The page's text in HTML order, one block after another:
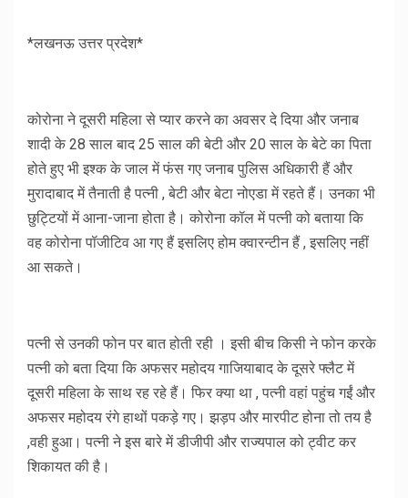
*लखनऊ उत्तर प्रदेश*
कोरोना ने दूसरी महिला से प्यार करने का अवसर दे दिया और जनाब
शादी के 28 साल बाद 25 साल की बेटी और 20 साल के बेटे का पिता
होते हुए भी इश्क के जाल में फंस गए जनाब पुलिस अधिकारी हैं और
मुरादाबाद में तैनाती है पत्नी , बेटी और बेटा नोएडा में रहते हैं। उनका भी
छुट्टियों में आना-जाना होता है। कोरोना कॉल में पत्नी को बताया कि
वह कोरोना पॉजीटिव आ गए हैं इसलिए होम क्वारन्टीन हैं , इसलिए नहीं
आ सकते।
पत्नी से उनकी फोन पर बात होती रही । इसी बीच किसी ने फोन करके
पत्नी को बता दिया कि अफसर महोदय गाजियाबाद के दूसरे फ्लैट में
दूसरी महिला के साथ रह रहे हैं। फिर क्या था , पत्नी वहां पहुंच गईं और
अफसर महोदय रंगे हाथों पकड़े गए। झड़प और मारपीट होना तो तय है
,वही हुआ। पत्नी ने इस बारे में डीजीपी और राज्यपाल को ट्वीट कर
शिकायत की है।